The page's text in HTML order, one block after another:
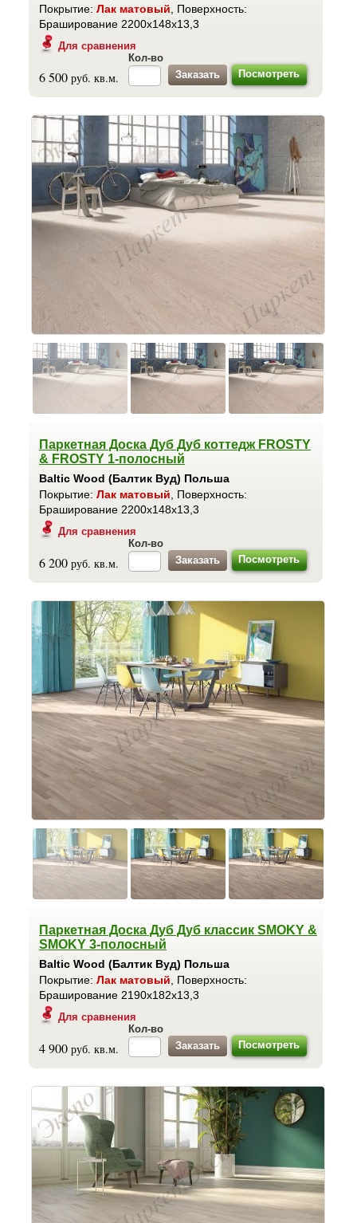
Покрытие: Лак матовый , Поверхность:
Браширование 2200x148x13,3
Для сравнения
6 500 руб. кв.м.
Кол-во
Посмотреть
Паркетная Доска Дуб Дуб коттедж FROSTY
& FROSTY 1-полосный
Baltic Wood (Балтик Вуд) Польша
Покрытие: Лак матовый , Поверхность:
Браширование 2200x148x13,3
Для сравнения
6 200 руб. кв.м.
Кол-во
Посмотреть
Паркетная Доска Дуб Дуб классик SMOKY &
SMOKY 3-полосный
Baltic Wood (Балтик Вуд) Польша
Покрытие: Лак матовый , Поверхность:
Браширование 2190x182x13,3
Для сравнения
4 900 руб. кв.м.
Кол-во
Посмотреть